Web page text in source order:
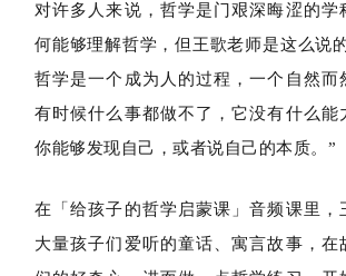
对许多人来说，哲学是门艰深晦涩的学
何能够理解哲学，但王歌老师是这么说
哲学是一个成为人的过程，一个自然而
有时候什么事都做不了，它没有什么能
你能够发现自己，或者说自己的本质。”
在「给孩子的哲学启蒙课」音频课里，
大量孩子们爱听的童话、寓言故事，在